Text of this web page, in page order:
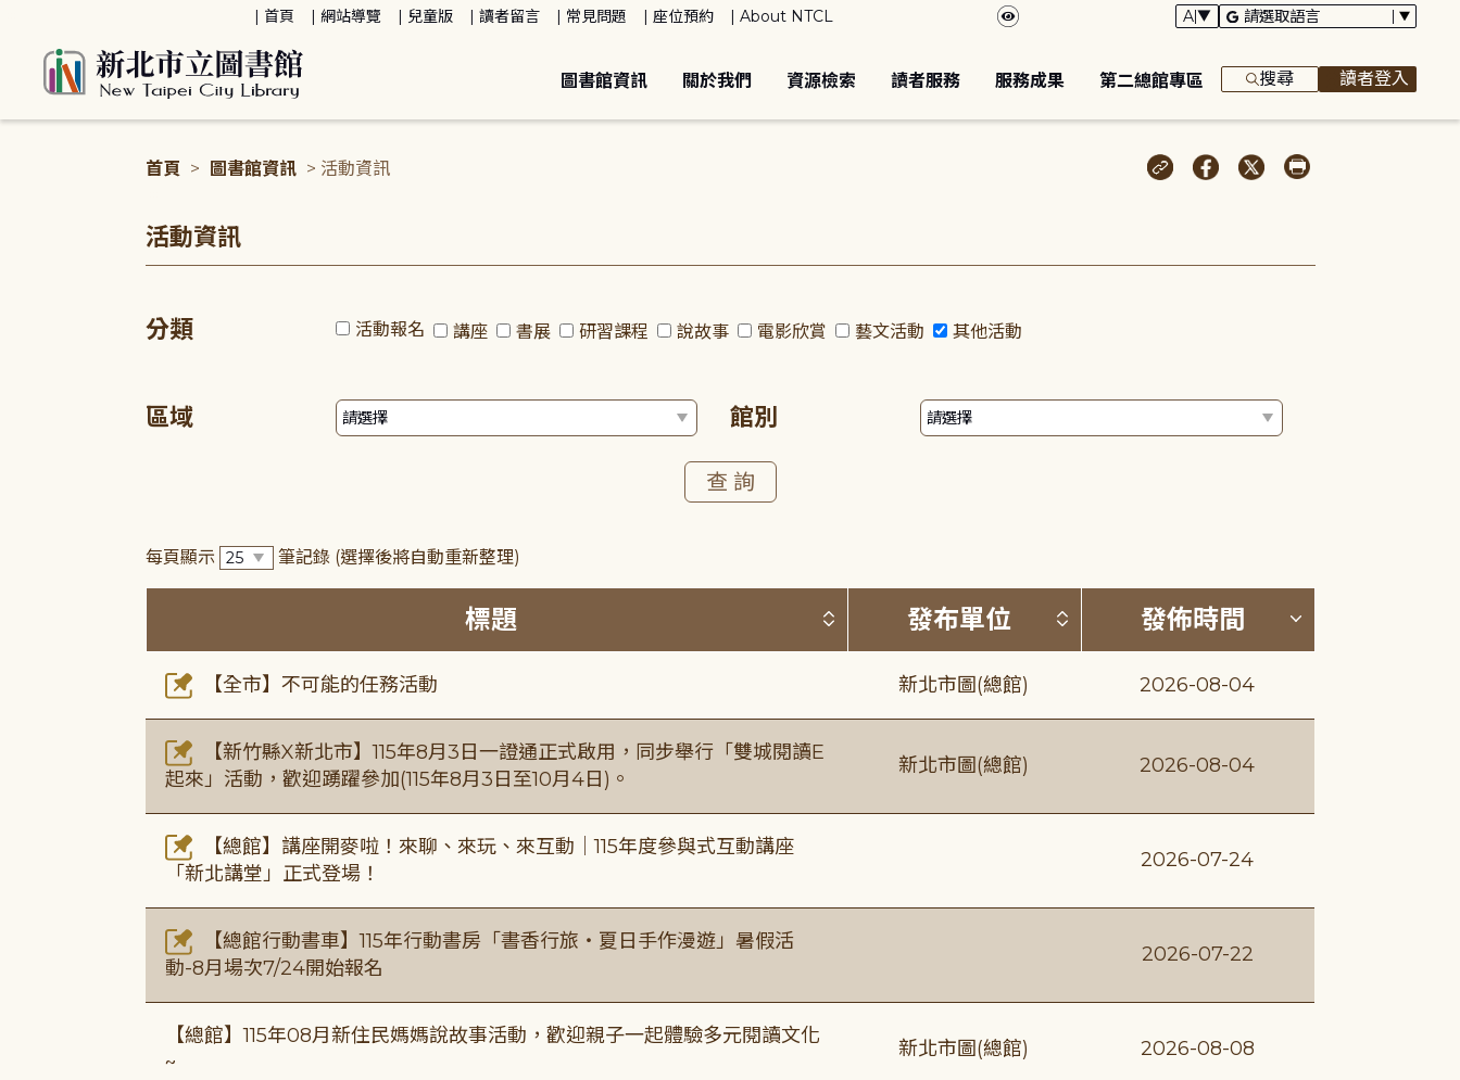
首頁 網站導覽 兒童版 讀者留言 常見問題 座位預約 About NTCL
圖書館資訊 關於我們 資源檢索 讀者服務 服務成果 第二總館專區 搜尋 讀者登入
首頁 > 圖書館資訊 > 活動資訊
活動資訊
分類 活動報名 講座 書展 研習課程 說故事 電影欣賞 藝文活動 其他活動
區域 館別
每頁顯示 筆記錄 (選擇後將自動重新整理)
標題 按標題排序 (升降冪)
發布單位 按發布單位排序 (升降冪)
發佈時間 按發佈時間
【全市】不可能的任務活動 新北市圖(總館) 2026-08-04
【新竹縣X新北市】115年8月3日一證通正式啟用，同步舉行「雙城閱讀E
起來」活動，歡迎踴躍參加(115年8月3日至10月4日)。
新北市圖(總館) 2026-08-04
【總館】講座開麥啦！來聊、來玩、來互動｜115年度參與式互動講座
「新北講堂」正式登場！
2026-07-24
【總館行動書車】115年行動書房「書香行旅・夏日手作漫遊」暑假活
動-8月場次7/24開始報名
2026-07-22
【總館】115年08月新住民媽媽說故事活動，歡迎親子一起體驗多元閱讀文化
~
新北市圖(總館) 2026-08-08